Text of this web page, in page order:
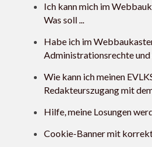
Ich kann mich im
Was soll ...
Habe ich im
Administrationsrechte und
Wie kann ich meinen
Redakteurszugang mit
Hilfe, meine Losungen
Cookie-Banner mit